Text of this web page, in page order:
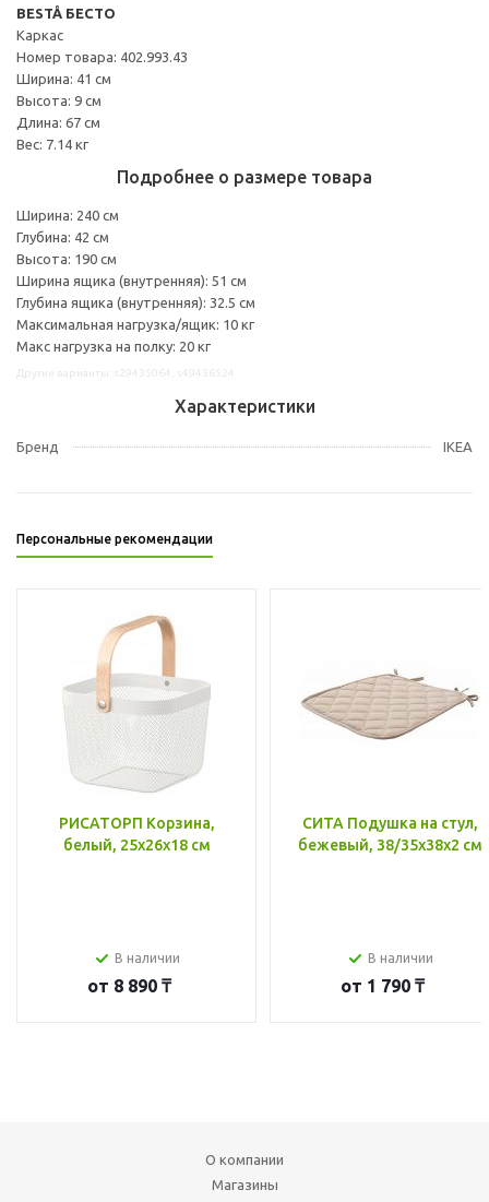
BESTÅ БЕСТО
Каркас
Номер товара: 402.993.43
Ширина: 41 см
Высота: 9 см
Длина: 67 см
Вес: 7.14 кг
Подробнее о размере товара
Ширина: 240 см
Глубина: 42 см
Высота: 190 см
Ширина ящика (внутренняя): 51 см
Глубина ящика (внутренняя): 32.5 см
Максимальная нагрузка/ящик: 10 кг
Макс нагрузка на полку: 20 кг
Характеристики
Бренд IKEA
Персональные рекомендации
РИСАТОРП Корзина,
белый, 25x26x18 см
В наличии
от 8 890 ₸
СИТА Подушка на стул,
бежевый, 38/35x38x2 см
В наличии
от 1 790 ₸
О компании
Магазины